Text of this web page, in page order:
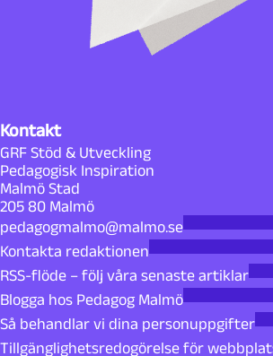
Kontakt
GRF Stöd & Utveckling
Pedagogisk Inspiration
Malmö Stad
205 80 Malmö
pedagogmalmo@malmo.se
Kontakta redaktionen
RSS-flöde – följ våra senaste artiklar
Blogga hos Pedagog Malmö
Så behandlar vi dina personuppgifter
Tillgänglighetsredogörelse för